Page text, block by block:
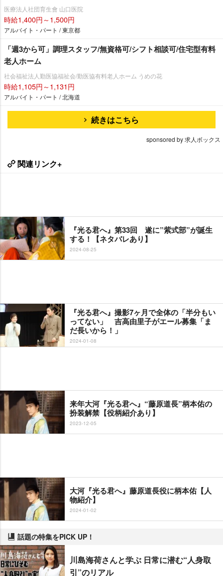
医療法人社団育生會 山口医院
時給1,400円～1,500円
アルバイト・パート / 東京都
「週3から可」調理スタッフ/無資格可/シフト相談可/住宅型有料
老人ホーム
社会福祉法人勤医協福祉会/勤医協有料老人ホーム うめの花
時給1,105円～1,131円
アルバイト・パート / 北海道
続きはこちら
sponsored by 求人ボックス
関連リンク+
『光る君へ』第33回 遂に”紫式部”が誕生
する！【ネタバレあり】
2024-08-25
『光る君へ』撮影7ヶ月で全体の「半分もい
ってない」 吉高由里子がエール募集「ま
だ長いから！」
2024-01-08
来年大河『光る君へ』“藤原道長”柄本佑の
扮装解禁【役柄紹介あり】
2023-12-05
大河『光る君へ』藤原道長役に柄本佑【人
物紹介】
2024-01-02
話題の特集をPICK UP！
川島海荷さんと学ぶ 日常に潜む“人身取
引”のリアル